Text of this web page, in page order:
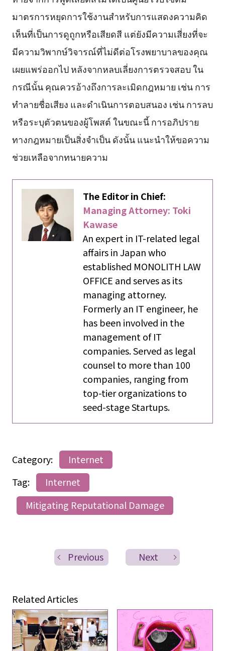
มาตรการหยุดการใช้งานสำหรับการแสดงความคิด
เห็นที่เป็นการดูถูกหรือเสียดสี แต่ยังมีความเสี่ยงที่จะ
มีความวิพากษ์วิจารณ์ที่ไม่ดีต่อโรงพยาบาลของคุณ
เผยแพร่ออกไป หลังจากหลบเลี่ยงการตรวจสอบ ใน
กรณีนั้น คุณควรอ้างถึงการละเมิดกฎหมาย เช่น การ
ทำลายชื่อเสียง และดำเนินการตอบสนอง เช่น การลบ
หรือระบุตัวตนของผู้โพสต์ ในขณะนี้ การอภิปราย
ทางกฎหมายเป็นสิ่งจำเป็น ดังนั้น แนะนำให้ขอความ
ช่วยเหลือจากทนายความ
The Editor in Chief:
Managing Attorney: Toki
Kawase
An expert in IT-related legal
affairs in Japan who
established MONOLITH LAW
OFFICE and serves as its
managing attorney.
Formerly an IT engineer, he
has been involved in the
management of IT
companies. Served as legal
counsel to more than 100
companies, ranging from
top-tier organizations to
seed-stage Startups.
Category:
Internet
Tag:
Internet
Mitigating Reputational Damage
Previous Next
Related Articles